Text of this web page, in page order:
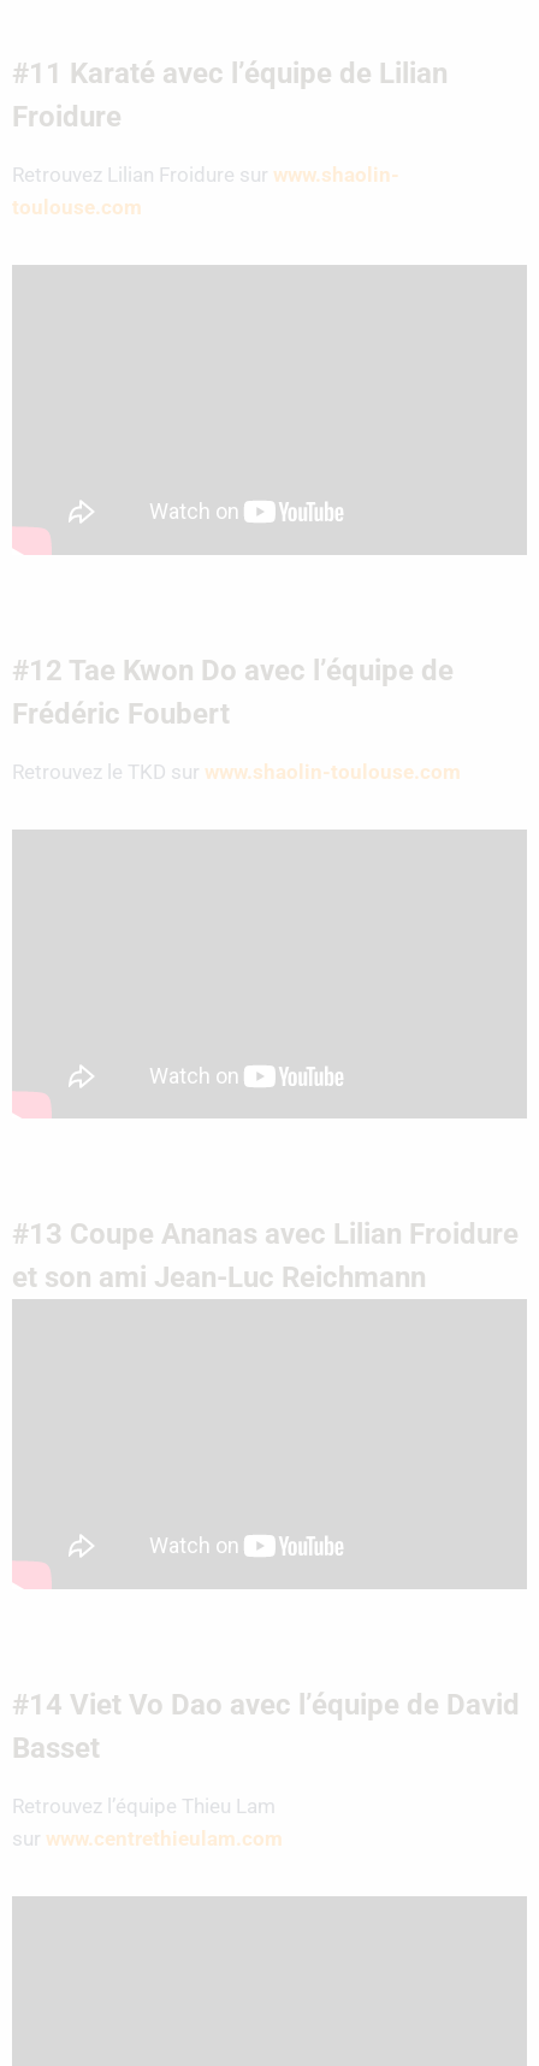
#11 Karaté avec l’équipe de Lilian
Froidure
Retrouvez Lilian Froidure sur www.shaolin-
toulouse.com
#12 Tae Kwon Do avec l’équipe de
Frédéric Foubert
Retrouvez le TKD sur www.shaolin-toulouse.com
#13 Coupe Ananas avec Lilian Froidure
et son ami Jean-Luc Reichmann
#14 Viet Vo Dao avec l’équipe de David
Basset
Retrouvez l’équipe Thieu Lam
sur www.centrethieulam.com